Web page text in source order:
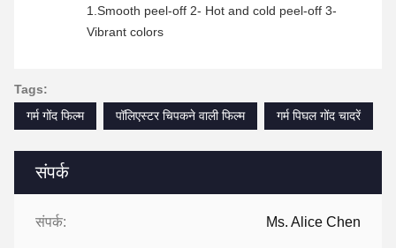
संपर्क
संपर्क: Ms. Alice Chen
1.Smooth peel-off 2- Hot and cold peel-off 3-
Vibrant colors
Tags:
गर्म गोंद फिल्म
पॉलिएस्टर चिपकने वाली फिल्म गर्म पिघल गोंद चादरें